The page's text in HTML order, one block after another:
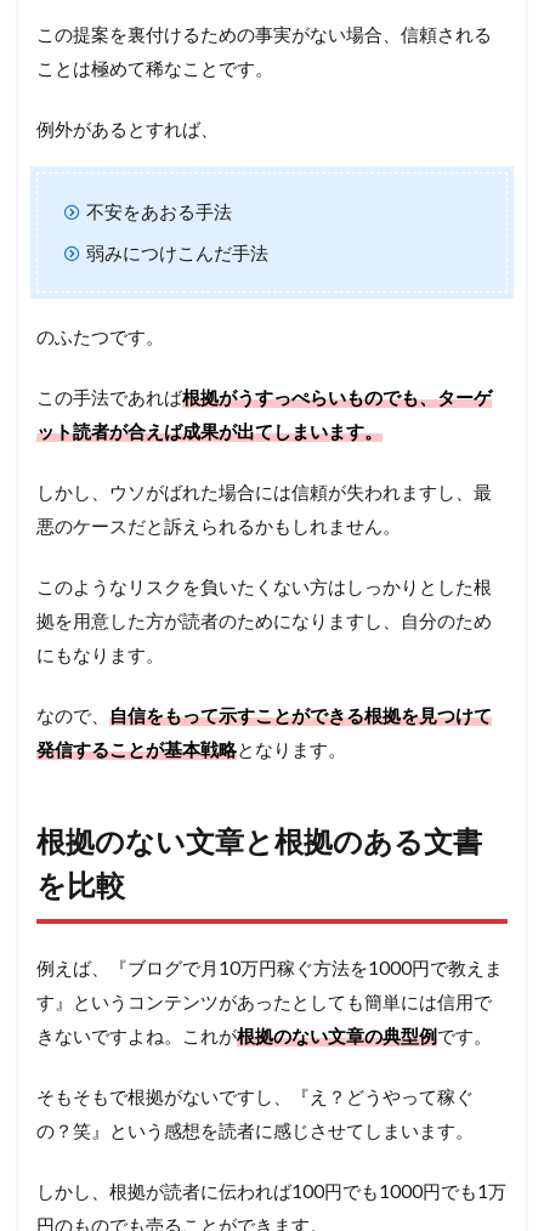
この提案を裏付けるための事実がない場合、信頼される
ことは極めて稀なことです。
例外があるとすれば、
不安をあおる手法
弱みにつけこんだ手法
のふたつです。
この手法であれば根拠がうすっぺらいものでも、ターゲ
ット読者が合えば成果が出てしまいます。
しかし、ウソがばれた場合には信頼が失われますし、最
悪のケースだと訴えられるかもしれません。
このようなリスクを負いたくない方はしっかりとした根
拠を用意した方が読者のためになりますし、自分のため
にもなります。
なので、 自信をもって示すことができる根拠を見つけて
発信することが基本戦略となります。
根拠のない文章と根拠のある文書
を比較
例えば、『ブログで月10万円稼ぐ方法を1000円で教えま
す』というコンテンツがあったとしても簡単には信用で
きないですよね。これが根拠のない文章の典型例です。
そもそもで根拠がないですし、『え？どうやって稼ぐ
の？笑』という感想を読者に感じさせてしまいます。
しかし、根拠が読者に伝われば100円でも1000円でも1万
円のものでも売ることができます。